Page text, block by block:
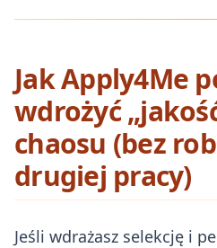
Jak Apply4Me
wdrożyć
chaosu (bez
drugiej pracy)
Jeśli wdrażasz selekcję i